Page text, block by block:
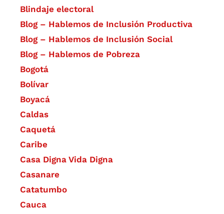
Blindaje electoral
Blog – Hablemos de Inclusión Productiva
Blog – Hablemos de Inclusión Social
Blog – Hablemos de Pobreza
Bogotá
Bolívar
Boyacá
Caldas
Caquetá
Caribe
Casa Digna Vida Digna
Casanare
Catatumbo
Cauca